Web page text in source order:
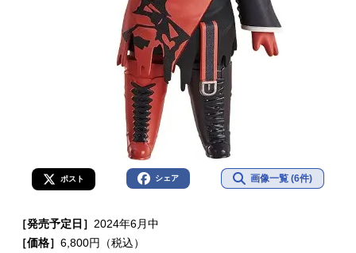
ポスト シェア 画像一覧 (6件)
［発売予定日］ 2024年6月中
［価格］ 6,800円（税込）